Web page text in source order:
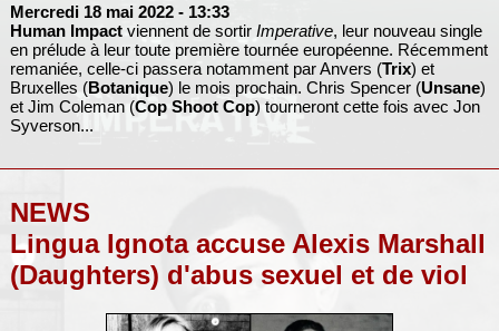
Mercredi 18 mai 2022 - 13:33
Human Impactviennent de sortir Imperative, leur nouveau single
en prélude à leur toute première tournée européenne. Récemment
remaniée, celle-ci passera notamment par Anvers (Trix) et
Bruxelles (Botanique) le mois prochain. Chris Spencer (Unsane)
et Jim Coleman (Cop Shoot Cop) tourneront cette fois avec Jon
Syverson...
NEWS
Lingua Ignota accuse Alexis Marshall
(Daughters) d'abus sexuel et de viol